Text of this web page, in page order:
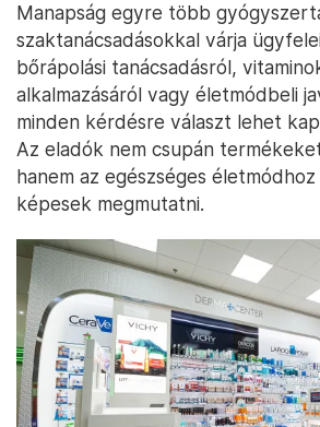
Manapság egyre több
szaktanácsadásokkal várja
bőrápolási tanácsadásról,
alkalmazásáról vagy életmódbeli
minden kérdésre választ lehet
Az eladók nem csupán
hanem az egészséges
képesek megmutatni.